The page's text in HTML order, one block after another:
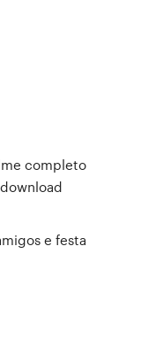
completo
e festa